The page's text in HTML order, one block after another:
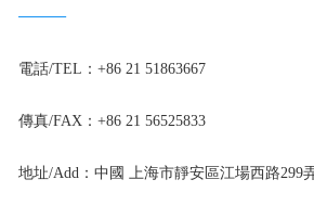
會展業務
率捷洞察
可持續發展
數字化
——
電話/TEL：+86 21 51863667
傳真/FAX：+86 21 56525833
地址/Add：中國 上海市靜安區江場西路299